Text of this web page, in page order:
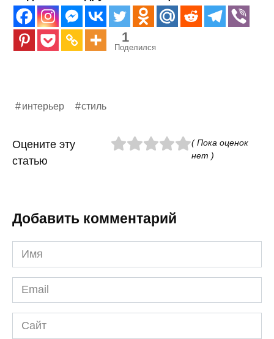
1
Поделился
интерьер стиль
Оцените эту
статью
( Пока оценок
нет )
Добавить комментарий
Имя
*
Email
*
Сайт